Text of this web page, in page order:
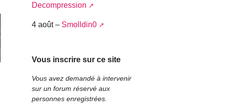
Decompression
4 août – Smolldin0
Vous inscrire sur ce site
Vous avez demandé à intervenir
sur un forum réservé aux
personnes enregistrées.